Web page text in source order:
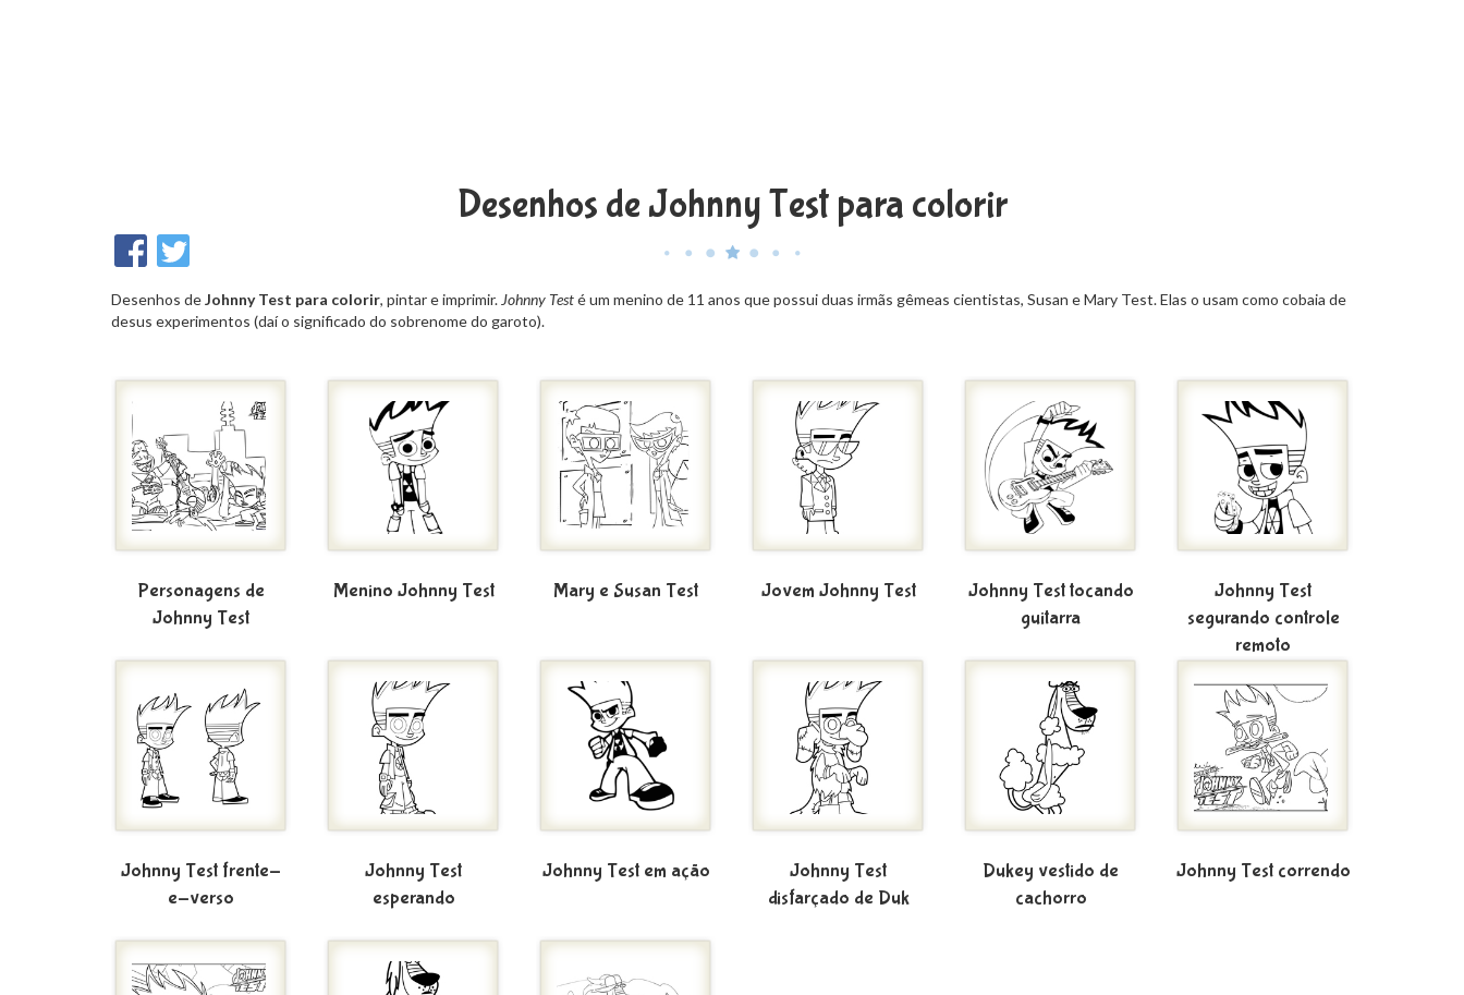
Desenhos de Johnny Test para colorir
Desenhos deJohnny Test para colorir, pintar e imprimir. Johnny Testé um menino de 11 anos que possui duas irmãs gêmeas cientistas, Susan e Mary Test. Elas o usam como cobaia de
desus experimentos (daí o significado do sobrenome do garoto).
Personagens de
Johnny Test
Menino Johnny Test Mary e Susan Test Jovem Johnny Test
Johnny Test tocando
guitarra
Johnny Test
segurando controle
remoto
Johnny Test frente-
e-verso
Johnny Test
esperando
Johnny Test em ação
Johnny Test
disfarçado de Duk
Dukey vestido de
cachorro
Johnny Test correndo